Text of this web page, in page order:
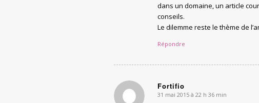
dans un domaine, un article
conseils.
Le dilemme reste le thème de
Répondre
Fortifio
says:
31 mai 2015 à 22 h 36 min